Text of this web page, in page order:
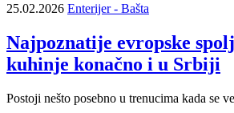
25.02.2026 Enterijer - Bašta
Najpoznatije evropske
kuhinje konačno i u Srbiji
Postoji nešto posebno u trenucima kada se